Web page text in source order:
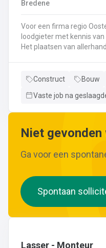
wijzigingen aan leidingen
Bredene
Voor een firma regio
loodgieter met kennis van
Het plaatsen van
sanitaire toestellenBij
Neem gerust de
Construct Bouw
Vaste job na
Niet
Ga voor een
Spontaan
Lasser - Monteur